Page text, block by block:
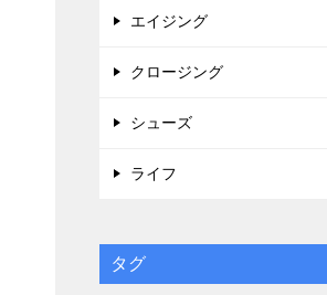
エイジング
クロージング
シューズ
ライフ
タグ